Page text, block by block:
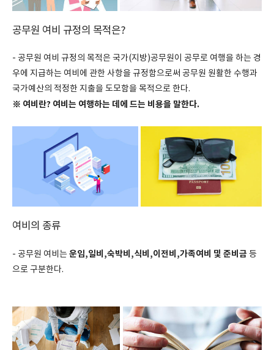
공무원 여비 규정의 목적은?
- 공무원 여비 규정의 목적은 국가(지방)공무원이 공무로 여행을 하는 경
우에 지급하는 여비에 관한 사항을 규정함으로써 공무원 원활한 수행과
국가예산의 적정한 지출을 도모함을 목적으로 한다.
※ 여비란? 여비는 여행하는 데에 드는 비용을 말한다.
여비의 종류
- 공무원 여비는 운임,일비,숙박비,식비,이전비,가족여비 및 준비금 등
으로 구분한다.